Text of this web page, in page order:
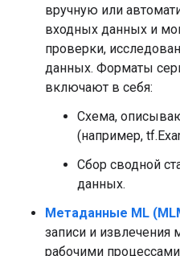
вручную или
входных данных и
проверки,
данных. Форматы
включают в себя:
Схема,
(например,
Сбор сводной
данных.
Метаданные ML
записи и извлечения
рабочими